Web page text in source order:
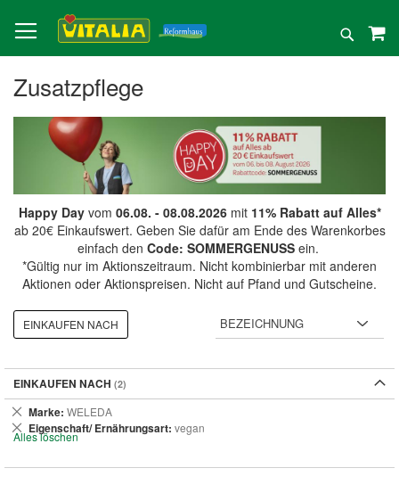
zum
Inhalt
Suche
Zusatzpflege
Happy Dayvom 06.08. - 08.08.2026mit 11% Rabatt auf Alles*
ab 20€ Einkaufswert. Geben Sie dafür am Ende des Warenkorbes
einfach den Code: SOMMERGENUSSein.
*Gültig nur im Aktionszeitraum. Nicht kombinierbar mit anderen
Aktionen oder Aktionspreisen. Nicht auf Pfand und Gutscheine.
EINKAUFEN NACH
EINKAUFEN NACH
Marke WELEDA
Dies
entfernen
Eigenschaft/ Ernährungsart vegan
Dies
entfernen
Alles löschen